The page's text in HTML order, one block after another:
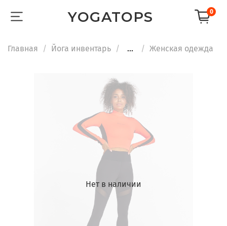
YOGATOPS 0
Главная Йога инвентарь ... Женская одежда
Нет в наличии